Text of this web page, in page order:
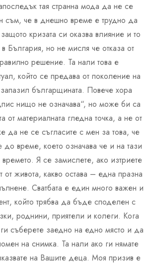
тая странна мода да не се
съм, че в днешно време е трудно да
кризата си оказва влияние и то
България, но не мисля че отказа от
решение. Та нали това е
който се предава от поколение на
българщината. Повече хора
нищо не означава“, но може би са
от материалната гледна точка, а не от
не се съгласите с мен за това, че
време, което означава че и на тази
Я се замислете, ако изтриете
от живота, какво остава – една празна
Сватбата е един много важен и
който трябва да бъде споделен с
роднини, приятели и колеги. Кога
съберете заедно на едно място и да
на снимка. Та нали ако ги нямате
на Вашите деца. Моя призив е